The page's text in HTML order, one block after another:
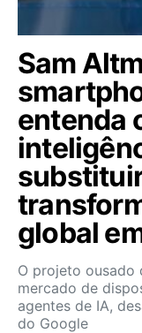
Sam
entenda
global
O projeto ousado
mercado de
agentes de IA,
do Google